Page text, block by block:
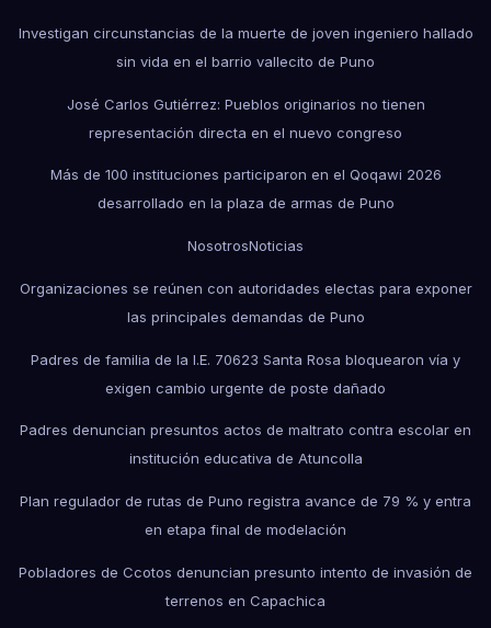
Investigan circunstancias de la muerte de joven ingeniero hallado
sin vida en el barrio vallecito de Puno
José Carlos Gutiérrez: Pueblos originarios no tienen
representación directa en el nuevo congreso
Más de 100 instituciones participaron en el Qoqawi 2026
desarrollado en la plaza de armas de Puno
NosotrosNoticias
Organizaciones se reúnen con autoridades electas para exponer
las principales demandas de Puno
Padres de familia de la I.E. 70623 Santa Rosa bloquearon vía y
exigen cambio urgente de poste dañado
Padres denuncian presuntos actos de maltrato contra escolar en
institución educativa de Atuncolla
Plan regulador de rutas de Puno registra avance de 79 % y entra
en etapa final de modelación
Pobladores de Ccotos denuncian presunto intento de invasión de
terrenos en Capachica